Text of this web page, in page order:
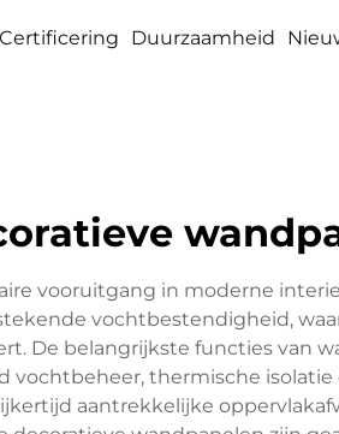
Certificering Duurzaamheid
vooruitgang in moderne
vochtbestendigheid,
De belangrijkste functies van
thermische isolatie
aantrekkelijke